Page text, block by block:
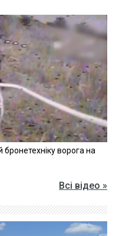
бронетехніку ворога на
Всі відео »